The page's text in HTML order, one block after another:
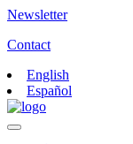
Newsletter
Contact
English
Español